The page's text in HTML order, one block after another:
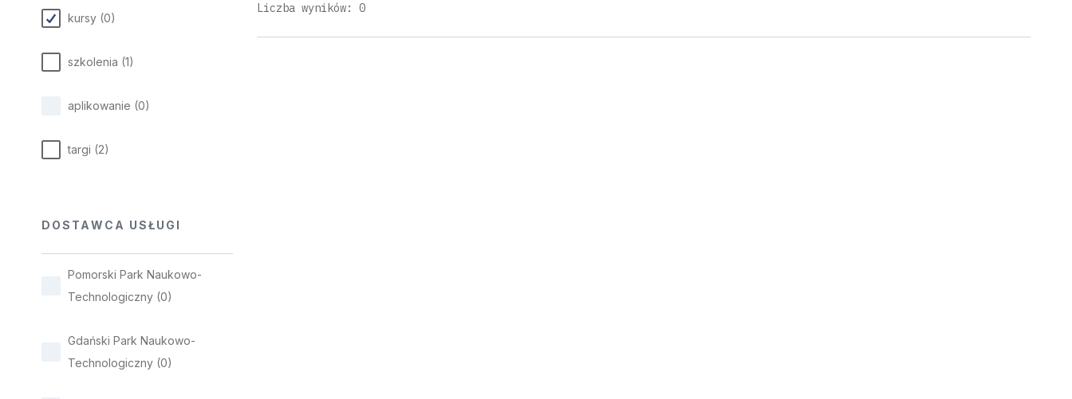
kursy (0)
szkolenia (1)
aplikowanie (0)
targi (2)
DOSTAWCA USŁUGI
Pomorski Park Naukowo-
Technologiczny (0)
Gdański Park Naukowo-
Technologiczny (0)
Liczba wyników: 0